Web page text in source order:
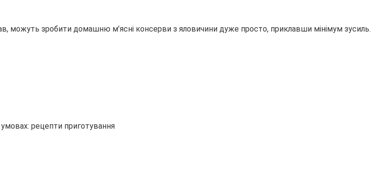
можуть зробити домашню м’ясні консерви з яловичини дуже просто, приклавши мінімум зусиль.